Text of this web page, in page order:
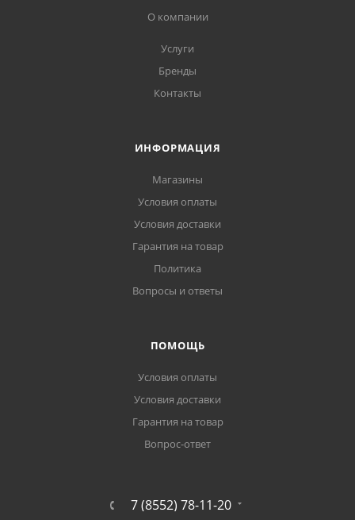
О компании
Услуги
Бренды
Контакты
ИНФОРМАЦИЯ
Магазины
Условия оплаты
Условия доставки
Гарантия на товар
Политика
Вопросы и ответы
ПОМОЩЬ
Условия оплаты
Условия доставки
Гарантия на товар
Вопрос-ответ
7 (8552) 78-11-20